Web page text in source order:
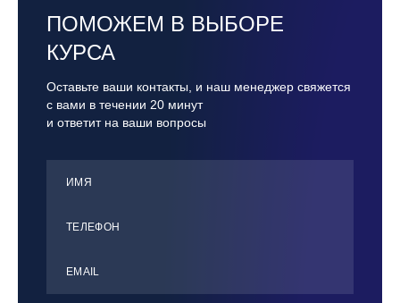
ПОМОЖЕМ В ВЫБОРЕ
КУРСА
Оставьте ваши контакты, и наш менеджер свяжется
с вами в течении 20 минут
и ответит на ваши вопросы
ИМЯ
ТЕЛЕФОН
ЕMАIL